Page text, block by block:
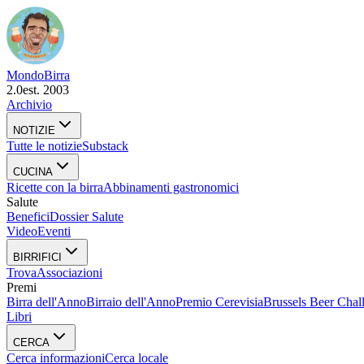
MondoBirra
2.0est. 2003
Archivio
NOTIZIE
Tutte le notizieSubstack
CUCINA
Ricette con la birraAbbinamenti gastronomici
Salute
BeneficiDossier Salute
VideoEventi
BIRRIFICI
TrovaAssociazioni
Premi
Birra dell'AnnoBirraio dell'AnnoPremio CerevisiaBrussels Beer
Libri
CERCA
Cerca informazioniCerca locale